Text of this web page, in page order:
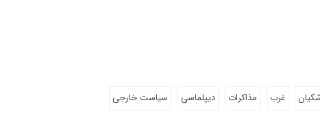
غرب مذاکرات دیپلماسی سیاست خارجی